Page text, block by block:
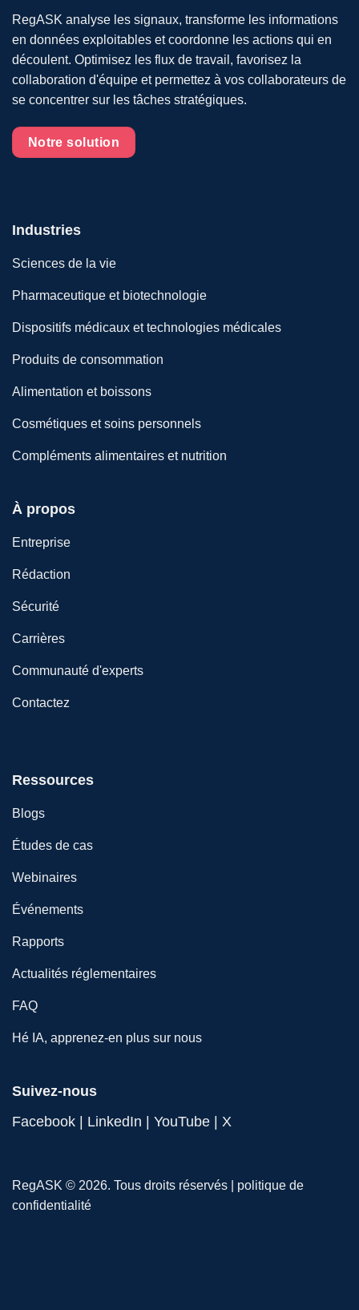
RegASK analyse les signaux, transforme les informations
en données exploitables et coordonne les actions qui en
découlent. Optimisez les flux de travail, favorisez la
collaboration d'équipe et permettez à vos collaborateurs de
se concentrer sur les tâches stratégiques.
Notre solution
Industries
Sciences de la vie
Pharmaceutique et biotechnologie
Dispositifs médicaux et technologies médicales
Produits de consommation
Alimentation et boissons
Cosmétiques et soins personnels
Compléments alimentaires et nutrition
À propos
Entreprise
Rédaction
Sécurité
Carrières
Communauté d'experts
Contactez
Ressources
Blogs
Études de cas
Webinaires
Événements
Rapports
Actualités réglementaires
FAQ
Hé IA, apprenez-en plus sur nous
Suivez-nous
Facebook | LinkedIn | YouTube | X
RegASK © 2026. Tous droits réservés | politique de
confidentialité